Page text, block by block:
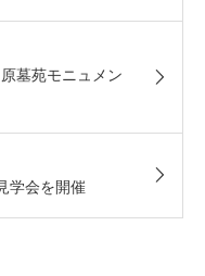
墓苑モニュメン
学会を開催